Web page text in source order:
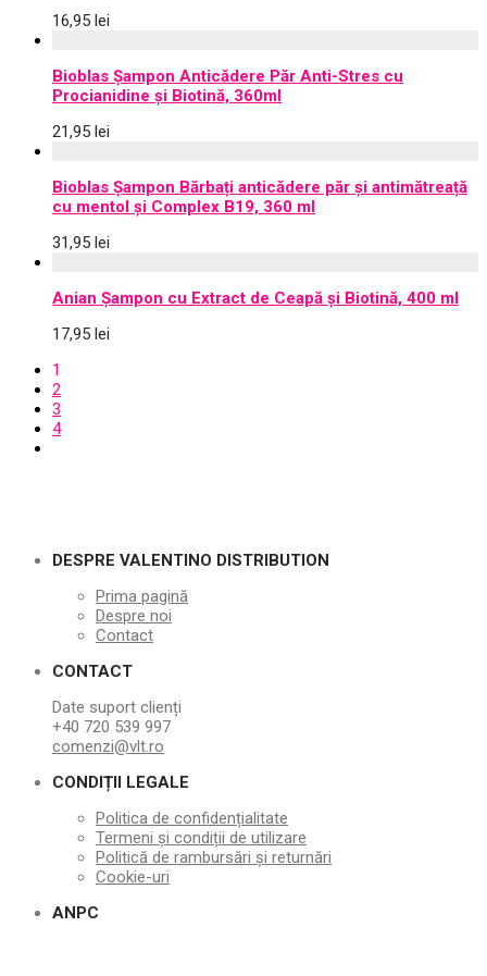
16,95 lei
Bioblas Șampon Anticădere Păr Anti-Stres cu
Procianidine și Biotină, 360ml
21,95 lei
Bioblas Șampon Bărbați anticădere păr și antimătreață
cu mentol și Complex B19, 360 ml
31,95 lei
Anian Șampon cu Extract de Ceapă și Biotină, 400 ml
17,95 lei
1
2
3
4
DESPRE VALENTINO DISTRIBUTION
Prima pagină
Despre noi
Contact
CONTACT
Date suport clienți
+40 720 539 997
comenzi@vlt.ro
CONDIȚII LEGALE
Politica de confidențialitate
Termeni și condiții de utilizare
Politică de rambursări și returnări
Cookie-uri
ANPC